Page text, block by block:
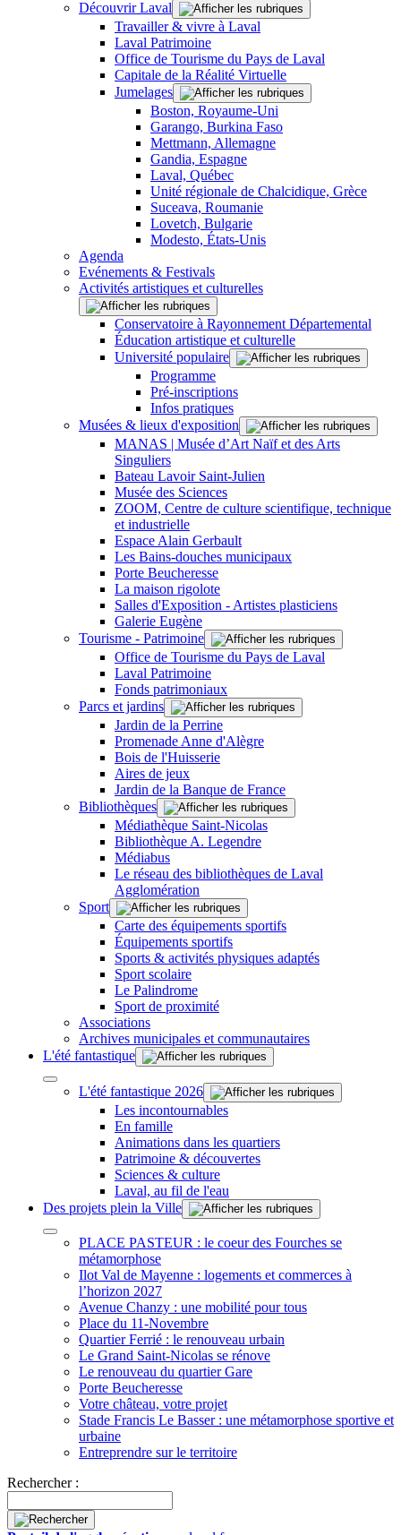
Découvrir Laval
Travailler & vivre à Laval
Laval Patrimoine
Office de Tourisme du Pays de Laval
Capitale de la Réalité Virtuelle
Jumelages
Boston, Royaume-Uni
Garango, Burkina Faso
Mettmann, Allemagne
Gandia, Espagne
Laval, Québec
Unité régionale de Chalcidique, Grèce
Suceava, Roumanie
Lovetch, Bulgarie
Modesto, États-Unis
Agenda
Evénements & Festivals
Activités artistiques et culturelles
Conservatoire à Rayonnement Départemental
Éducation artistique et culturelle
Université populaire
Programme
Pré-inscriptions
Infos pratiques
Musées & lieux d'exposition
MANAS | Musée d’Art Naïf et des Arts
Singuliers
Bateau Lavoir Saint-Julien
Musée des Sciences
ZOOM, Centre de culture scientifique, technique
et industrielle
Espace Alain Gerbault
Les Bains-douches municipaux
Porte Beucheresse
La maison rigolote
Salles d'Exposition - Artistes plasticiens
Galerie Eugène
Tourisme - Patrimoine
Office de Tourisme du Pays de Laval
Laval Patrimoine
Fonds patrimoniaux
Parcs et jardins
Jardin de la Perrine
Promenade Anne d'Alègre
Bois de l'Huisserie
Aires de jeux
Jardin de la Banque de France
Bibliothèques
Médiathèque Saint-Nicolas
Bibliothèque A. Legendre
Médiabus
Le réseau des bibliothèques de Laval
Agglomération
Sport
Carte des équipements sportifs
Équipements sportifs
Sports & activités physiques adaptés
Sport scolaire
Le Palindrome
Sport de proximité
Associations
Archives municipales et communautaires
L'été fantastique
L'été fantastique 2026
Les incontournables
En famille
Animations dans les quartiers
Patrimoine & découvertes
Sciences & culture
Laval, au fil de l'eau
Des projets plein la Ville
PLACE PASTEUR : le coeur des Fourches se
métamorphose
Ilot Val de Mayenne : logements et commerces à
l’horizon 2027
Avenue Chanzy : une mobilité pour tous
Place du 11-Novembre
Quartier Ferrié : le renouveau urbain
Le Grand Saint-Nicolas se rénove
Le renouveau du quartier Gare
Porte Beucheresse
Votre château, votre projet
Stade Francis Le Basser : une métamorphose sportive et
urbaine
Entreprendre sur le territoire
Rechercher :